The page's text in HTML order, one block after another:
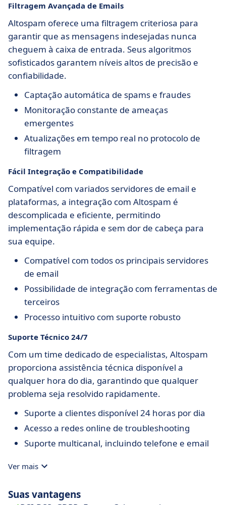
Filtragem Avançada de Emails
Altospam oferece uma filtragem criteriosa para
garantir que as mensagens indesejadas nunca
cheguem à caixa de entrada. Seus algoritmos
sofisticados garantem níveis altos de precisão e
confiabilidade.
Captação automática de spams e fraudes
Monitoração constante de ameaças
emergentes
Atualizações em tempo real no protocolo de
filtragem
Fácil Integração e Compatibilidade
Compatível com variados servidores de email e
plataformas, a integração com Altospam é
descomplicada e eficiente, permitindo
implementação rápida e sem dor de cabeça para
sua equipe.
Compatível com todos os principais servidores
de email
Possibilidade de integração com ferramentas de
terceiros
Processo intuitivo com suporte robusto
Suporte Técnico 24/7
Com um time dedicado de especialistas, Altospam
proporciona assistência técnica disponível a
qualquer hora do dia, garantindo que qualquer
problema seja resolvido rapidamente.
Suporte a clientes disponível 24 horas por dia
Acesso a redes online de troubleshooting
Suporte multicanal, incluindo telefone e email
Ver mais
Suas vantagens